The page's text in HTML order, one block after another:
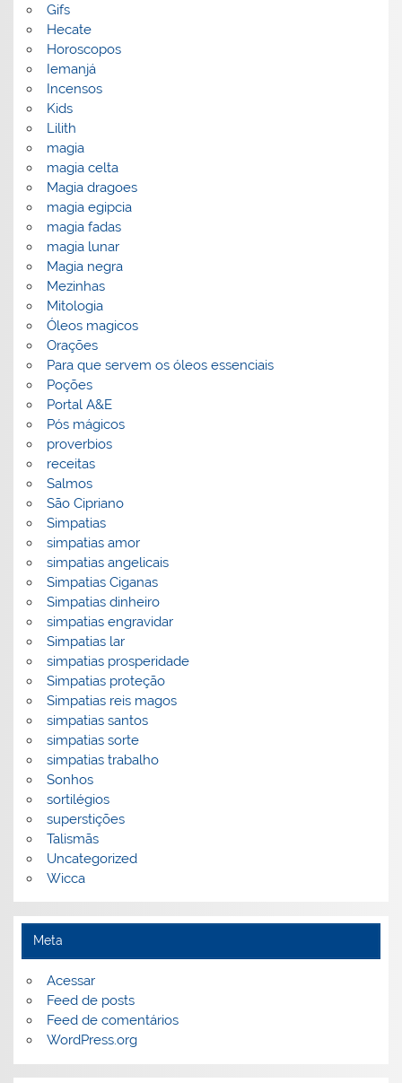
Gifs
Hecate
Horoscopos
Iemanjá
Incensos
Kids
Lilith
magia
magia celta
Magia dragoes
magia egipcia
magia fadas
magia lunar
Magia negra
Mezinhas
Mitologia
Óleos magicos
Orações
Para que servem os óleos essenciais
Poções
Portal A&E
Pós mágicos
proverbios
receitas
Salmos
São Cipriano
Simpatias
simpatias amor
simpatias angelicais
Simpatias Ciganas
Simpatias dinheiro
simpatias engravidar
Simpatias lar
simpatias prosperidade
Simpatias proteção
Simpatias reis magos
simpatias santos
simpatias sorte
simpatias trabalho
Sonhos
sortilégios
superstições
Talismãs
Uncategorized
Wicca
Meta
Acessar
Feed de posts
Feed de comentários
WordPress.org